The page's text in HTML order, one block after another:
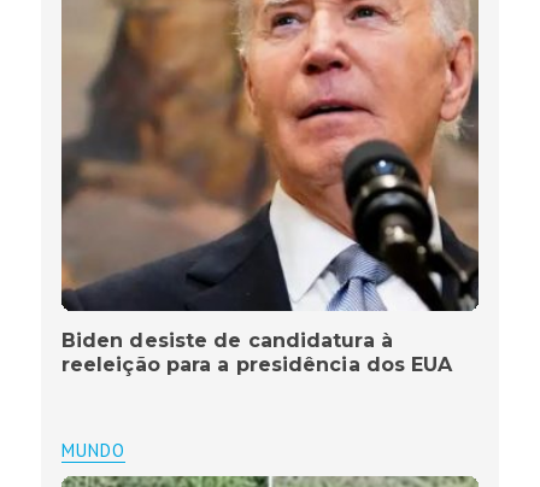
Biden desiste de candidatura à
reeleição para a presidência dos EUA
MUNDO